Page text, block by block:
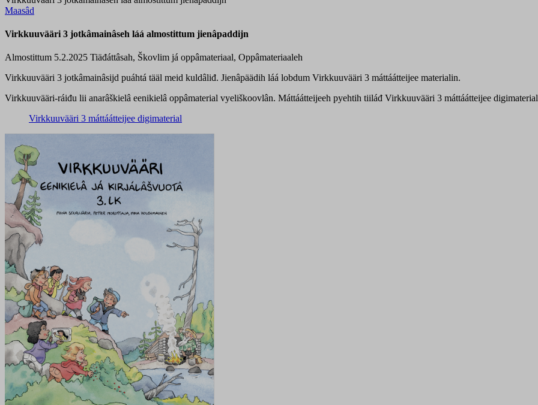
Maasâd
Virkkuuvääri 3 jotkâmainâseh láá almostittum jienâpaddijn
Almostittum 5.2.2025 Tiäđáttâsah, Škovlim já oppâmateriaal, Oppâmateriaaleh
Virkkuuvääri 3 jotkâmainâsijd puáhtá tääl meid kuldâliđ. Jienâpäädih láá lobdum Virkkuuvääri 3 máttáátteijee materialin.
Virkkuuvääri-ráiđu lii anarâškielâ eenikielâ oppâmaterial vyeliškoovlân. Máttáátteijeeh pyehtih tiiláđ Virkkuuvääri 3 máttáátteijee
Virkkuuvääri 3 máttáátteijee digimaterial